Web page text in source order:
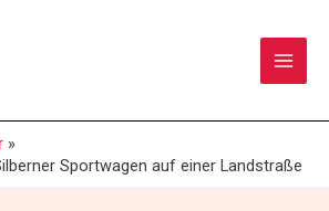
Sportwagen auf einer Landstraße